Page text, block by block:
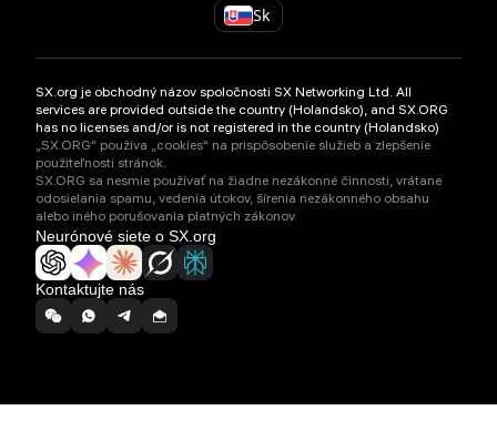
Sk
SX.org je obchodný názov spoločnosti SX Networking Ltd. All
services are provided outside the country (Holandsko), and SX.ORG
has no licenses and/or is not registered in the country (Holandsko)
„SX.ORG“ používa „cookies“ na prispôsobenie služieb a zlepšenie
použiteľnosti stránok.
SX.ORG sa nesmie používať na žiadne nezákonné činnosti, vrátane
odosielania spamu, vedenia útokov, šírenia nezákonného obsahu
alebo iného porušovania platných zákonov.
Neurónové siete o SX.org
Kontaktujte nás